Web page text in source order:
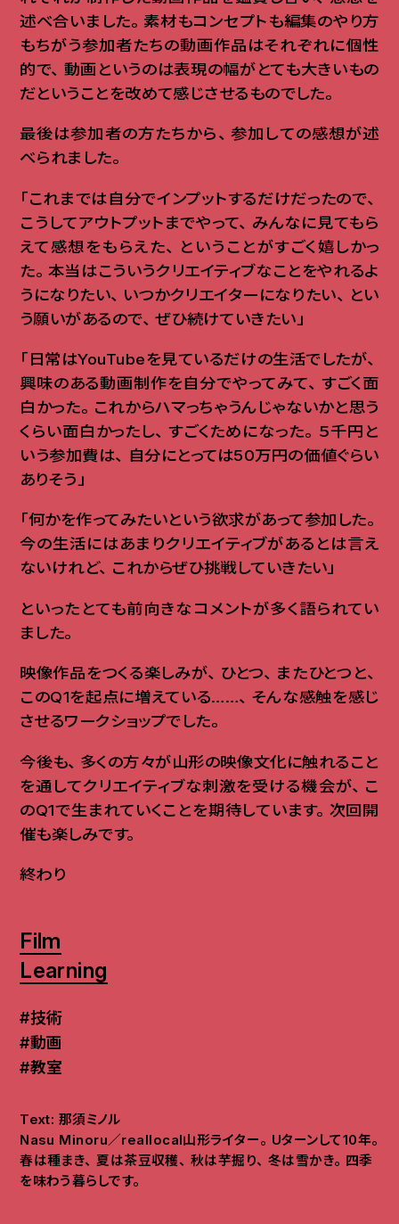
述べ合いました。 素材もコンセプトも編集のやり方
もちがう参加者たちの動画作品はそれぞれに個性
的で、 動画というのは表現の幅がとても大きいもの
だということを改めて感じさせるものでした。
最後は参加者の方たちから 、 参加しての感想が述
べられました。
「これまでは自分でインプットするだけだったので、
こうしてアウトプットまでやって、 みんなに見てもら
えて感想をもらえた、
ということがすごく嬉しかっ
た。 本当はこういうクリエイティブなことをやれるよ
うになりたい、 いつかクリエイターになりたい、 とい
う願いがあるので、 ぜひ続けていきたい」
「日常はYouTubeを見ているだけの生活でしたが、
興味のある動画制作を自分でやってみて、 すごく面
白かった。 これからハマっちゃうんじゃないかと思う
くらい面白かったし、 すごくためになった。 ５千円と
いう参加費は、 自分にとっては50万円の価値ぐらい
ありそう」
「何かを作ってみたいという欲求があって参加した。
今の生活にはあまりクリエイティブがあるとは言え
ないけれど、 これからぜひ挑戦していきたい」
といったとても前向きなコメントが多く語られてい
ました。
映像作品をつくる楽しみが、 ひとつ、 またひとつと、
このQ1を起点に増えている……、 そんな感触を感じ
させるワークショップでした。
今後も、 多くの方々が山形の映像文化に触れること
を通してクリエイティブな刺激を受ける機会が、 こ
のQ1で生まれていくことを期待しています。 次回開
催も楽しみです。
終わり
Film
Learning
#技術
#動画
#教室
Text: 那須ミノル
Nasu Minoru／reallocal山形ライター。 Uターンして10年。
春は種まき、 夏は茶豆収穫、 秋は芋掘り、 冬は雪かき。 四季
を味わう暮らしです。